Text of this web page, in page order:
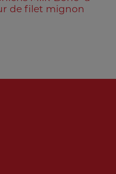
de filet mignon